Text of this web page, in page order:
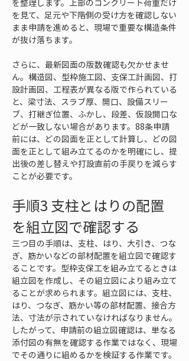
を整理します。上部のコンクリート荷重だけ
を見て、足元や下階側の受け方を確認しない
まま申請を進めると、現場で重要な構造条件
が抜け落ちます。
さらに、最新図面の版数確認も欠かせませ
ん。構造図、型枠施工図、支保工計画図、打
設計画図、工程表が異なる版で作られている
と、梁寸法、スラブ厚、開口、設備スリー
ブ、打継ぎ位置、ふかし、段差、仮設開口な
どが一致しない場合があります。88条申請
前には、どの図面を正として計算し、どの図
面を正として組み立てるのかを明確にし、提
出後の差し替えや打設直前の手戻りを減らす
ことが必要です。
手順3 支柱とはりの配置
を組立図で確認する
三つ目の手順は、支柱、はり、大引き、つな
ぎ、筋かいなどの部材配置を組立図で確認す
ることです。型枠支保工を組み立てるときは
組立図を作成し、その組立図により組み立て
ることが求められます。組立図には、支柱、
はり、つなぎ、筋かい等の部材配置、接合方
法、寸法が示されていなければなりません。
したがって、申請前の組立図確認は、単なる
添付図の有無を確認する作業ではなく、現場
でその通りに組めるかを検証する作業です。